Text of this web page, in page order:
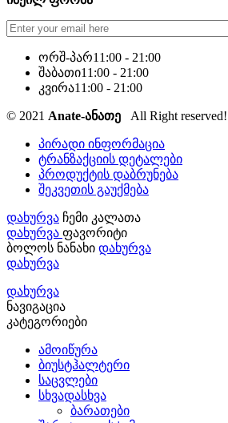
ორშ-პარ11:00 - 21:00
შაბათი11:00 - 21:00
კვირა11:00 - 21:00
© 2021 Anate-ანათე All Right reserved!
პირადი ინფორმაცია
ტრანზაქციის დეტალები
პროდუქტის დაბრუნება
შეკვეთის გაუქმება
დახურვა ჩემი კალათა
დახურვა ფავორიტი
ბოლოს ნანახი დახურვა
დახურვა
დახურვა
ნავიგაცია
კატეგორიები
ამოიწურა
ბიუსტჰალტერი
საცვლები
სხვადასხვა
ბარათები